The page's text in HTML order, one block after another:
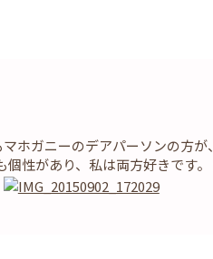
ホガニーのデアパーソンの方が
性があり、私は両方好きです